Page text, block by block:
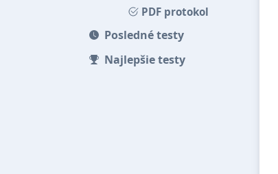
PDF protokol
Posledné testy
Najlepšie testy